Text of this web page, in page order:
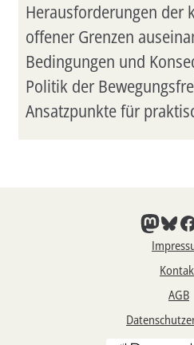
Herausforderungen der
offener Grenzen
Bedingungen und
Politik der
Ansatzpunkte für
AGB